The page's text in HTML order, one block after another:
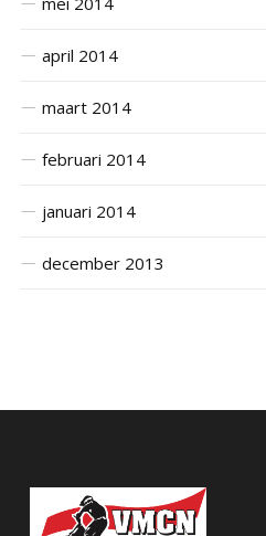
april 2014
maart 2014
februari 2014
januari 2014
december 2013